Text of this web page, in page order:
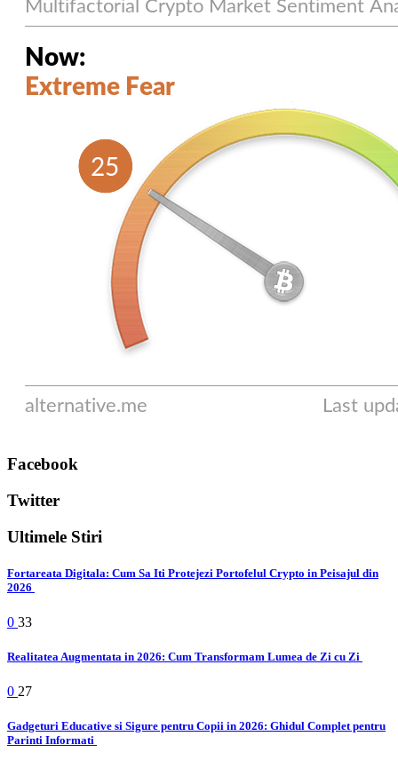
Facebook
Twitter
Ultimele Stiri
Fortareata Digitala: Cum Sa Iti Protejezi Portofelul Crypto in Peisajul din
2026
0 33
Realitatea Augmentata in 2026: Cum Transformam Lumea de Zi cu Zi
0 27
Gadgeturi Educative si Sigure pentru Copii in 2026: Ghidul Complet pentru
Parinti Informati